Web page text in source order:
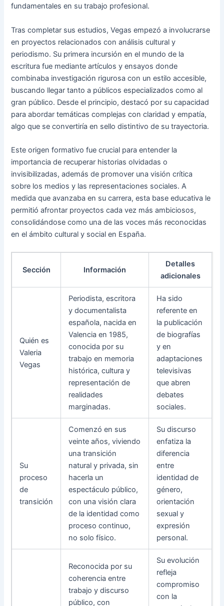
fundamentales en su trabajo profesional.
Tras completar sus estudios, Vegas empezó a involucrarse
en proyectos relacionados con análisis cultural y
periodismo. Su primera incursión en el mundo de la
escritura fue mediante artículos y ensayos donde
combinaba investigación rigurosa con un estilo accesible,
buscando llegar tanto a públicos especializados como al
gran público. Desde el principio, destacó por su capacidad
para abordar temáticas complejas con claridad y empatía,
algo que se convertiría en sello distintivo de su trayectoria.
Este origen formativo fue crucial para entender la
importancia de recuperar historias olvidadas o
invisibilizadas, además de promover una visión crítica
sobre los medios y las representaciones sociales. A
medida que avanzaba en su carrera, esta base educativa le
permitió afrontar proyectos cada vez más ambiciosos,
consolidándose como una de las voces más reconocidas
en el ámbito cultural y social en España.
Sección Información
Detalles
adicionales
Quién es
Valeria
Vegas
Periodista, escritora
y documentalista
española, nacida en
Valencia en 1985,
conocida por su
trabajo en memoria
histórica, cultura y
representación de
realidades
marginadas.
Ha sido
referente en
la publicación
de biografías
y en
adaptaciones
televisivas
que abren
debates
sociales.
Su
proceso
de
transición
Comenzó en sus
veinte años, viviendo
una transición
natural y privada, sin
hacerla un
espectáculo público,
con una visión clara
de la identidad como
proceso continuo,
no solo físico.
Su discurso
enfatiza la
diferencia
entre
identidad de
género,
orientación
sexual y
expresión
personal.
Reconocida por su
coherencia entre
trabajo y discurso
público, con
Su evolución
refleja
compromiso
con la